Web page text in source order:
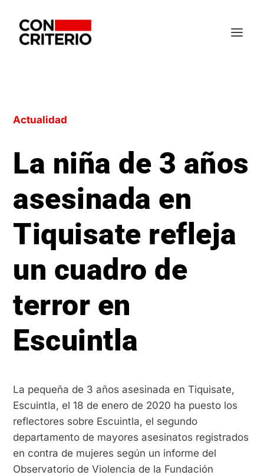
Actualidad
La niña de 3 años
asesinada en
Tiquisate refleja
un cuadro de
terror en
Escuintla
La pequeña de 3 años asesinada en Tiquisate,
Escuintla, el 18 de enero de 2020 ha puesto los
reflectores sobre Escuintla, el segundo
departamento de mayores asesinatos registrados
en contra de mujeres según un informe del
Observatorio de Violencia de la Fundación